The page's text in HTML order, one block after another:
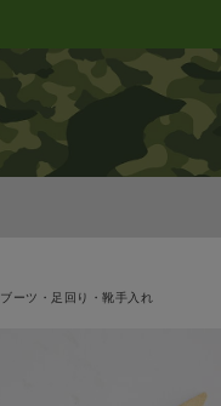
ブーツ・足回り・靴手入れ